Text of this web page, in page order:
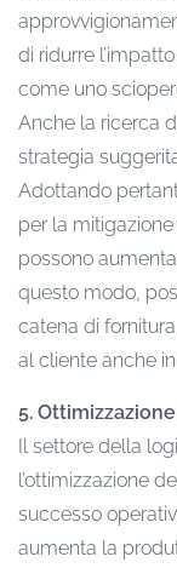
di ridurre
come uno
Anche la ricerca
strategia
Adottando
per la
possono
questo modo,
catena di
al cliente anche
5.
Il settore della
l’ottimizzazione
successo
aumenta la